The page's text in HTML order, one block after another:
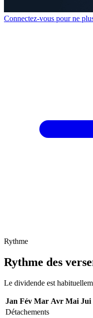
Connectez-vous pour ne
Rythme
Rythme des
Le dividende est
Jan Fév Mar Avr Mai Jui
Détachements